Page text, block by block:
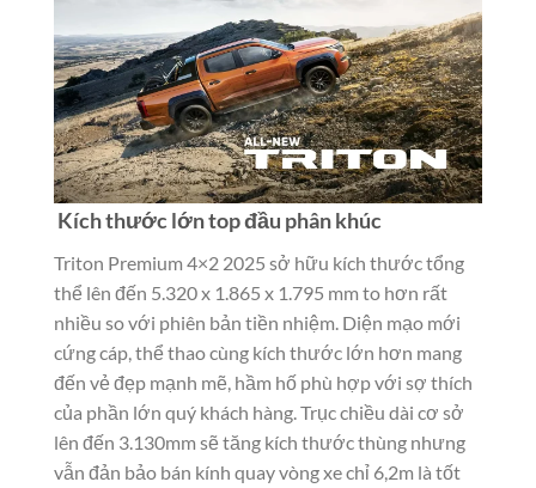
Kích thước lớn top đầu phân khúc
Triton Premium 4×2 2025 sở hữu kích thước tổng
thể lên đến 5.320 x 1.865 x 1.795 mm to hơn rất
nhiều so với phiên bản tiền nhiệm. Diện mạo mới
cứng cáp, thể thao cùng kích thước lớn hơn mang
đến vẻ đẹp mạnh mẽ, hầm hố phù hợp với sợ thích
của phần lớn quý khách hàng. Trục chiều dài cơ sở
lên đến 3.130mm sẽ tăng kích thước thùng nhưng
vẫn đản bảo bán kính quay vòng xe chỉ 6,2m là tốt